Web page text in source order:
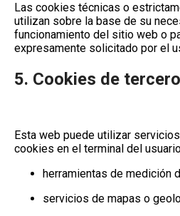
Las cookies técnicas o
utilizan sobre la base de su
funcionamiento del sitio web o
expresamente solicitado por el
5. Cookies de
Esta web puede utilizar
cookies en el terminal del
herramientas de medición
servicios de mapas o